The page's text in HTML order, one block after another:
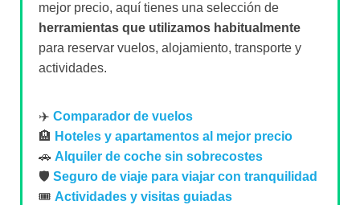
mejor precio, aquí tienes una selección de
herramientas que utilizamos habitualmente
para reservar vuelos, alojamiento, transporte y
actividades.
✈️ Comparador de vuelos
🏨 Hoteles y apartamentos al mejor precio
🚗 Alquiler de coche sin sobrecostes
🛡️ Seguro de viaje para viajar con tranquilidad
🎟️ Actividades y visitas guiadas